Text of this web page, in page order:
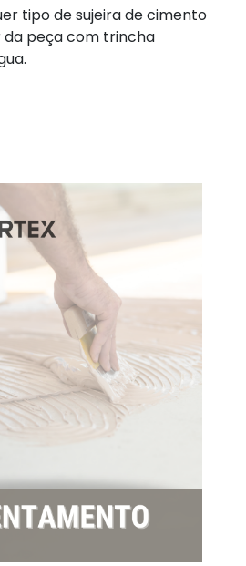
tipo de sujeira de cimento
peça com trincha